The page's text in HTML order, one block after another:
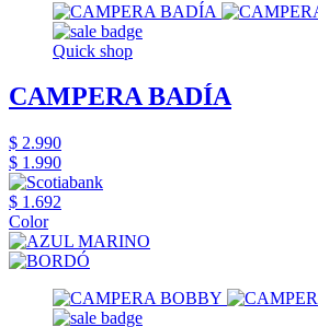
Quick shop
CAMPERA BADÍA
$ 2.990
$ 1.990
$ 1.692
Color